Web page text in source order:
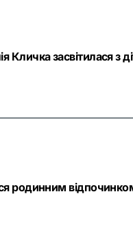
Кличка засвітилася з
родинним